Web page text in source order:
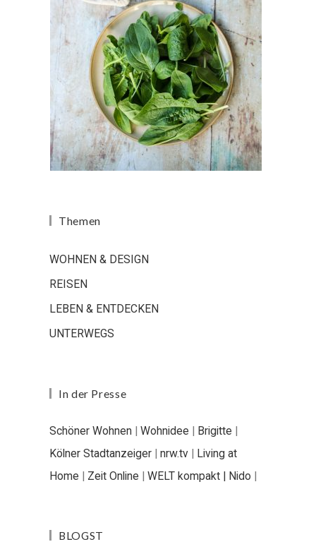
Themen
WOHNEN & DESIGN
REISEN
LEBEN & ENTDECKEN
UNTERWEGS
In der Presse
Schöner Wohnen | Wohnidee | Brigitte |
Kölner Stadtanzeiger | nrw.tv | Living at
Home | Zeit Online | WELT kompakt | Nido |
BLOGST